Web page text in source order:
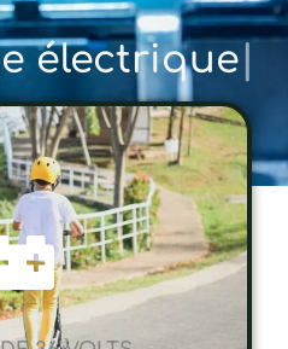
vélo
36 VOLTS